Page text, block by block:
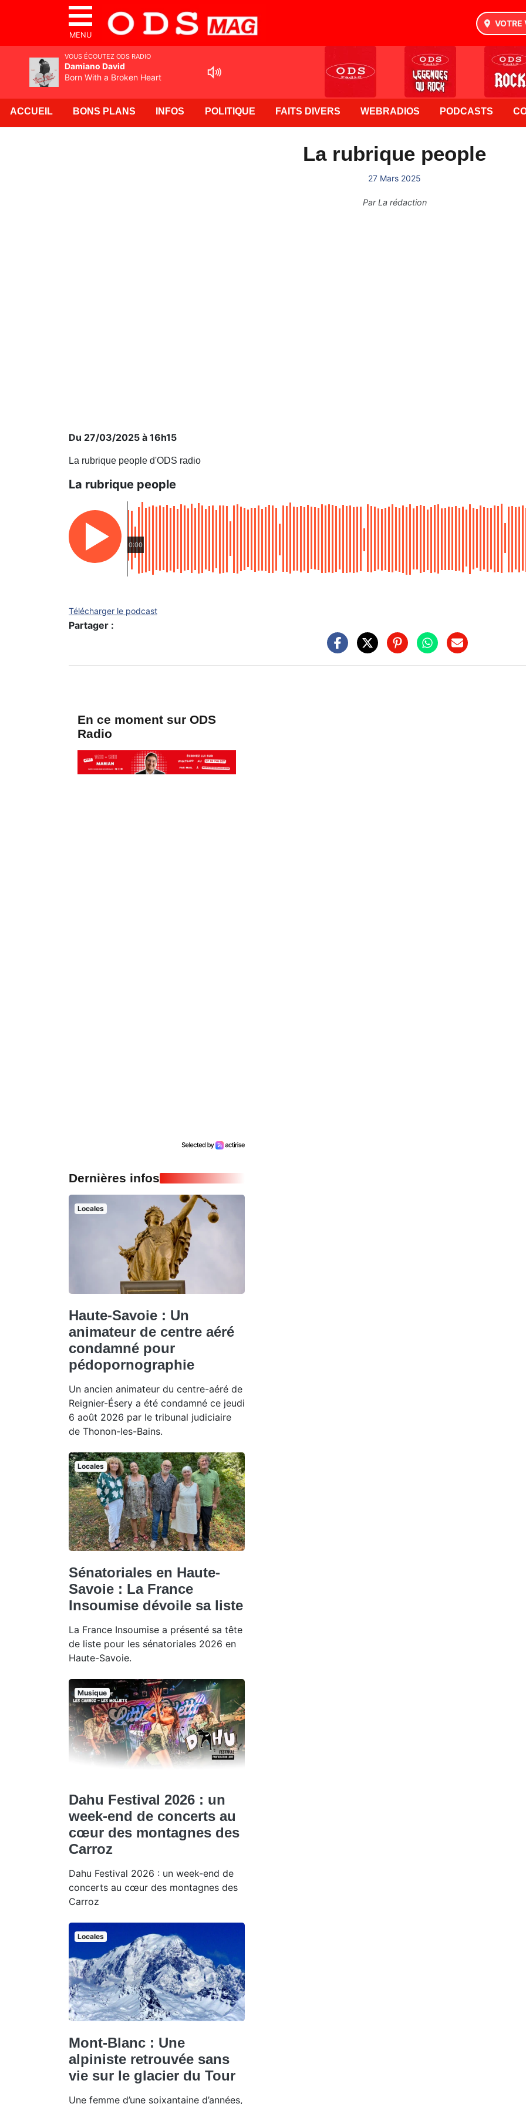
MENU
VOTRE
ACCUEIL BONS PLANS INFOS POLITIQUE FAITS DIVERS WEBRADIOS PODCASTS
La rubrique people
27 Mars 2025
ParLa rédaction
Du 27/03/2025 à 16h15
La rubrique people d'ODS radio
La rubrique people
0:00
Télécharger le podcast
Partager :
En ce moment sur ODS
Radio
Dernières infos
Locales
Haute-Savoie : Un
animateur de centre aéré
condamné pour
pédopornographie
Un ancien animateur du centre-aéré de
Reignier-Ésery a été condamné ce jeudi
6 août 2026 par le tribunal judiciaire
de Thonon-les-Bains.
Locales
Sénatoriales en Haute-
Savoie : La France
Insoumise dévoile sa liste
La France Insoumise a présenté sa tête
de liste pour les sénatoriales 2026 en
Haute-Savoie.
Musique
Dahu Festival 2026 : un
week-end de concerts au
cœur des montagnes des
Carroz
Dahu Festival 2026 : un week-end de
concerts au cœur des montagnes des
Carroz
Locales
Mont-Blanc : Une
alpiniste retrouvée sans
vie sur le glacier du Tour
Une femme d’une soixantaine d’années,
VOUS ÉCOUTEZ ODS RADIO
Damiano David
Born With a Broken Heart